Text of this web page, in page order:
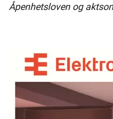
Åpenhetsloven og